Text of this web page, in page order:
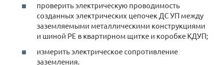
проверить электрическую проводимость
созданных электрических цепочек ДС УП между
заземляемыми металлическими конструкциями
и шиной РЕ в квартирном щитке и коробке КДУП;
измерить электрическое сопротивление
заземления.